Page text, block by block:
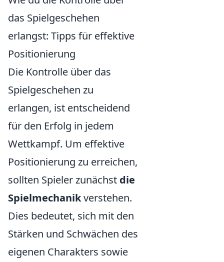
das Spielgeschehen
erlangst: Tipps für effektive
Positionierung
Die Kontrolle über das
Spielgeschehen zu
erlangen, ist entscheidend
für den Erfolg in jedem
Wettkampf. Um effektive
Positionierung zu erreichen,
sollten Spieler zunächst die
Spielmechanikverstehen.
Dies bedeutet, sich mit den
Stärken und Schwächen des
eigenen Charakters sowie